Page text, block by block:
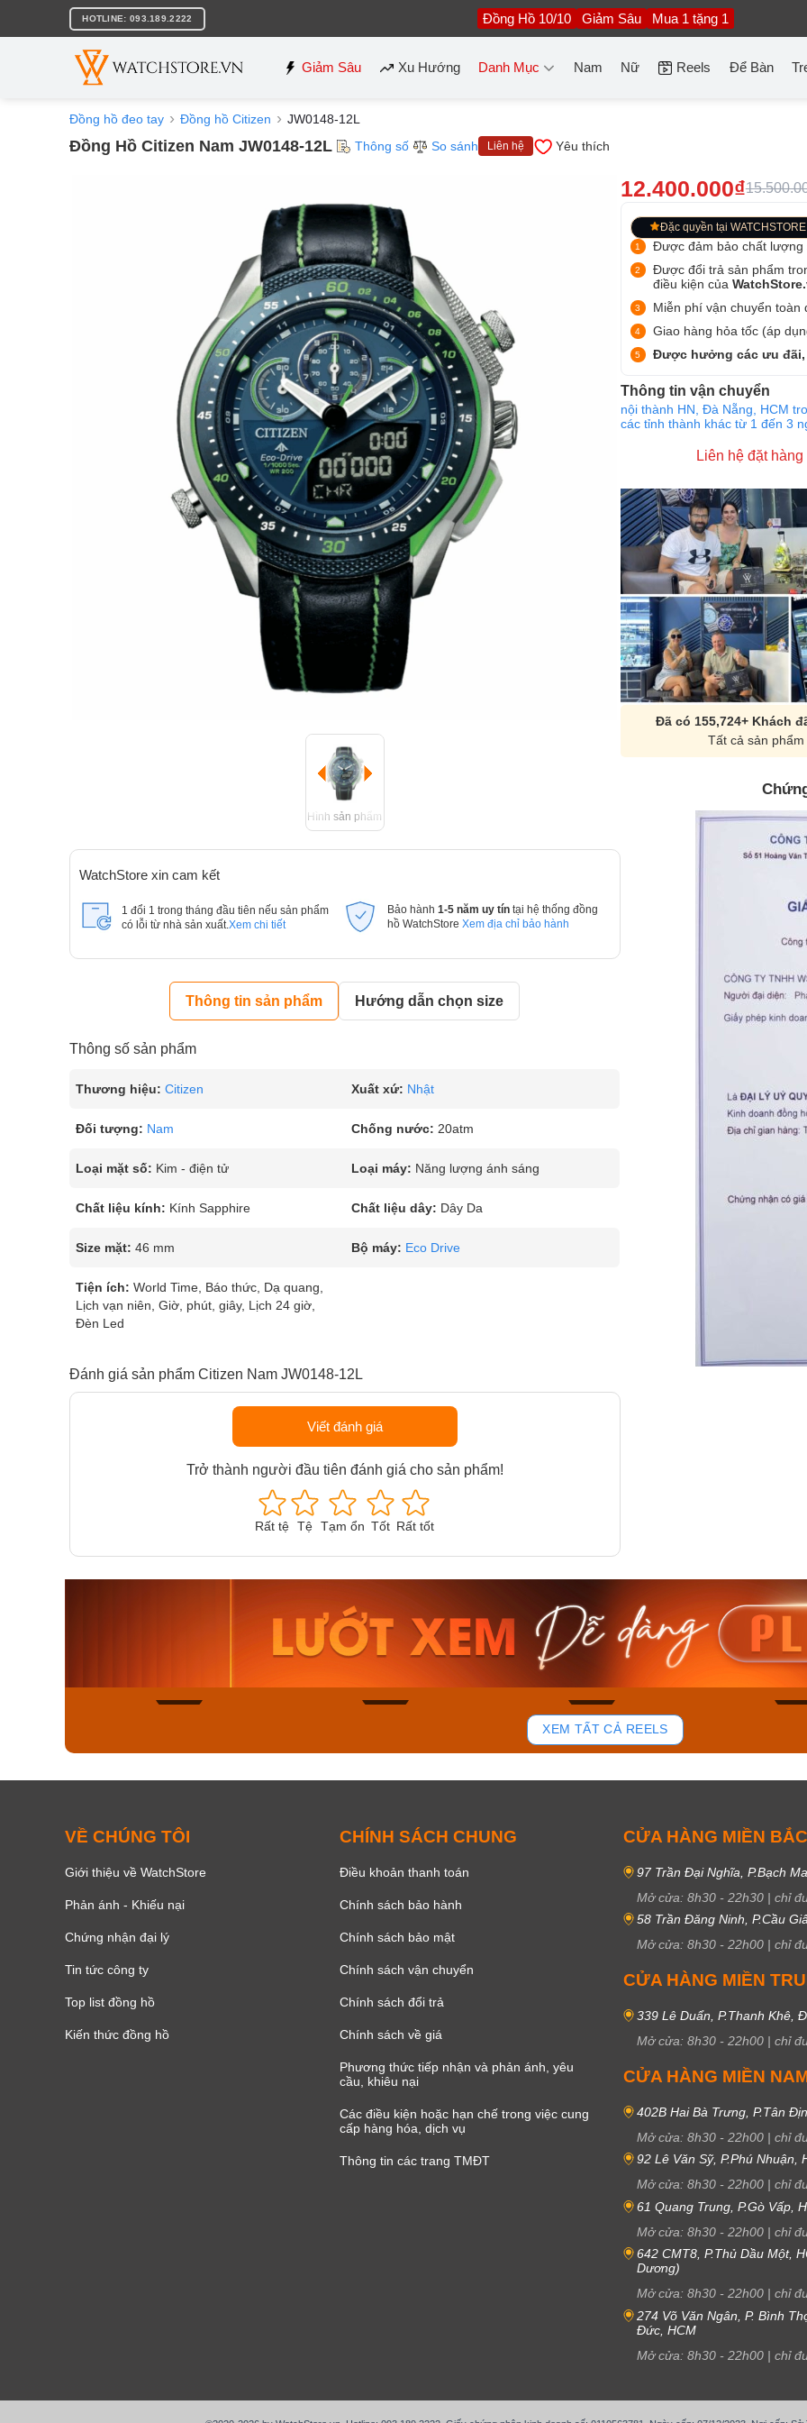
nội
HOTLINE: 093.189.2222 Đồng Hồ 10/10 Giảm Sâu Mua 1 tặng 1
Giảm Sâu Xu Hướng Danh Mục Nam Nữ Reels Để Bàn
Đồng hồ đeo tay Đồng hồ Citizen JW0148-12L
Đồng Hồ Citizen Nam JW0148-12L Thông số So sánh Liên hệ Yêu thích
Hình sản phẩm
WatchStore xin cam kết
1 đổi 1 trong tháng đầu tiên nếu sản phẩm
có lỗi từ nhà sản xuất. Xem chi tiết
Bảo hành 1-5 năm uy tín tại hệ thống đồng
hồ WatchStore Xem địa chỉ bảo hành
Thông tin sản phẩm Hướng dẫn chọn size
Thông số sản phẩm
Thương hiệu: Citizen Xuất xứ: Nhật
Đối tượng: Nam Chống nước: 20atm
Loại mặt số: Kim - điện tử Loại máy: Năng lượng ánh sáng
Chất liệu kính: Kính Sapphire Chất liệu dây: Dây Da
Size mặt: 46 mm Bộ máy: Eco Drive
Tiện ích: World Time, Báo thức, Dạ quang,
Lịch vạn niên, Giờ, phút, giây, Lịch 24 giờ,
Đèn Led
Đánh giá sản phẩm Citizen Nam JW0148-12L
Viết đánh giá
Trở thành người đầu tiên đánh giá cho sản phẩm!
Rất tệ Tệ Tạm ổn Tốt Rất tốt
12.400.000₫
Đặc quyền tại WATCHSTORE
Được đảm bảo chất lượng
Được đổi trả sản phẩm
điều kiện của
Miễn phí vận chuyển toàn
Giao hàng hỏa tốc (áp
Được hưởng các ưu đãi,
Thông tin vận chuyển
nội thành HN, Đà Nẵng, HCM
các tỉnh thành khác từ 1 đến 3
Liên hệ đặt hàng
Đã có 155,724+ Khách
Tất cả sản
Casio Nam MTS-
115D-1AVDF
2.823.000₫
2.399.550₫
Mua ngay
44
Casio Nam MTS-
RS100L-1AVDF
4.276.000₫
3.634.600₫
Casio
230EL-
Mua
XEM TẤT CẢ REELS
VỀ CHÚNG TÔI
Giới thiệu về WatchStore
Phản ánh - Khiếu nại
Chứng nhận đại lý
Tin tức công ty
Top list đồng hồ
Kiến thức đồng hồ
CHÍNH SÁCH CHUNG
Điều khoản thanh toán
Chính sách bảo hành
Chính sách bảo mật
Chính sách vận chuyển
Chính sách đổi trả
Chính sách về giá
Phương thức tiếp nhận và phản ánh, yêu
cầu, khiêu nại
Các điều kiện hoặc hạn chế trong việc cung
cấp hàng hóa, dịch vụ
Thông tin các trang TMĐT
CỬA HÀNG MIỀN BẮC
97 Trần Đại Nghĩa, P.Bạch
Mở cửa: 8h30 - 22h30 | chỉ
58 Trần Đăng Ninh, P.Cầu
Mở cửa: 8h30 - 22h00 | chỉ
CỬA HÀNG MIỀN
339 Lê Duẩn, P.Thanh Khê,
Mở cửa: 8h30 - 22h00 | chỉ
CỬA HÀNG MIỀN
402B Hai Bà Trưng, P.Tân
Mở cửa: 8h30 - 22h00 | chỉ
92 Lê Văn Sỹ, P.Phú Nhuận,
Mở cửa: 8h30 - 22h00 | chỉ
61 Quang Trung, P.Gò Vấp,
Mở cửa: 8h30 - 22h00 | chỉ
642 CMT8, P.Thủ Dầu Một,
Dương)
Mở cửa: 8h30 - 22h00 | chỉ
274 Võ Văn Ngân, P. Bình
Đức, HCM
Mở cửa: 8h30 - 22h00 | chỉ